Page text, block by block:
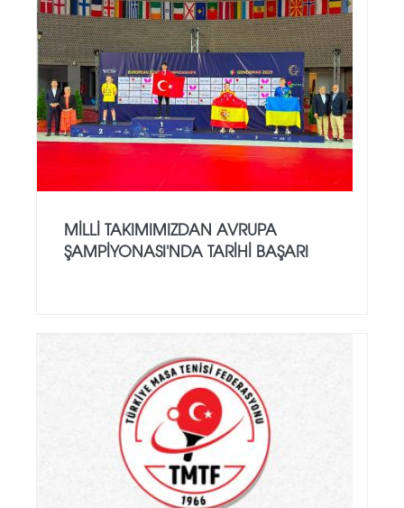
MILLI TAKIMIMIZDAN AVRUPA
ŞAMPIYONASI'NDA TARIHI BAŞARI